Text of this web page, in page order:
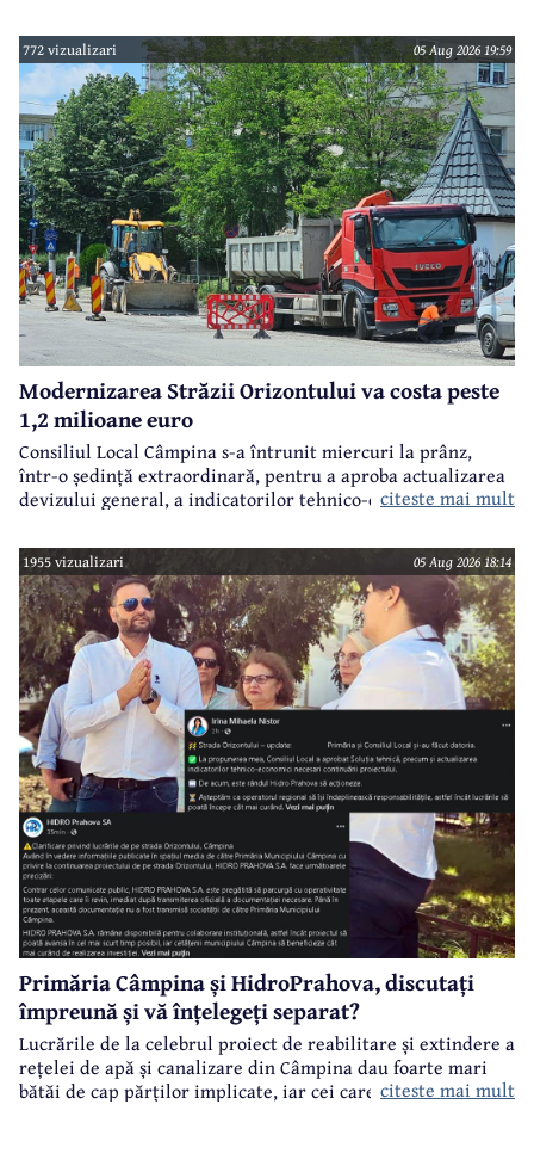
772 vizualizari 05 Aug 2026 19:59
Modernizarea Străzii Orizontului va costa peste
1,2 milioane euro
Consiliul Local Câmpina s-a întrunit miercuri la prânz,
într-o ședință extraordinară, pentru a aproba actualizarea
devizului general, a indicatorilor tehnico-economici și a
realizarea modernizării Străzii Orizontului, obiectiv
finanțat prin Programul Național de Investiții ”Anghel
Saligny”.
citeste mai mult
1955 vizualizari 05 Aug 2026 18:14
Primăria Câmpina și HidroPrahova, discutați
împreună și vă înțelegeți separat?
Lucrările de la celebrul proiect de reabilitare și extindere a
rețelei de apă și canalizare din Câmpina dau foarte mari
bătăi de cap părților implicate, iar cei care suferă sunt
citeste mai mult